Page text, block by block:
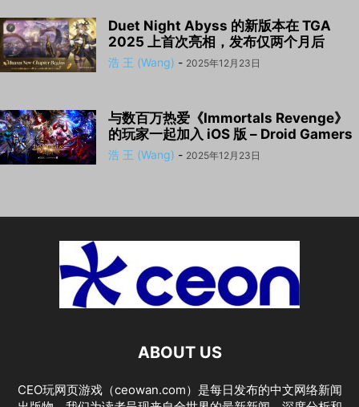
Duet Night Abyss 的新版本在 TGA
2025 上首次亮相，发布仅两个月后
浩 王 (Wang) - 2025年12月23日
与数百万热爱《Immortals Revenge》
的玩家一起加入 iOS 版 – Droid Gamers
浩 王 (Wang) - 2025年12月23日
ABOUT US
CEO玩网页游戏（ceowan.com）是每日发布的中文网络新闻